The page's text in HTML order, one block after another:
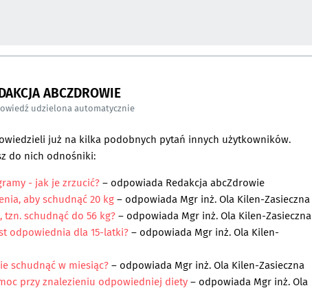
ABCZDROWIE
udzielona automatycznie
już na kilka podobnych pytań innych użytkowników.
do nich odnośniki:
- jak je zrzucić?– odpowiada Redakcja abcZdrowie
aby schudnąć 20 kg– odpowiada Mgr inż. Ola Kilen-Zasieczna
tzn. schudnąć do 56 kg?– odpowiada Mgr inż. Ola Kilen-Zasieczna
odpowiednia dla 15-latki?– odpowiada Mgr inż. Ola Kilen-
schudnąć w miesiąc?– odpowiada Mgr inż. Ola Kilen-Zasieczna
przy znalezieniu odpowiedniej diety– odpowiada Mgr inż. Ola